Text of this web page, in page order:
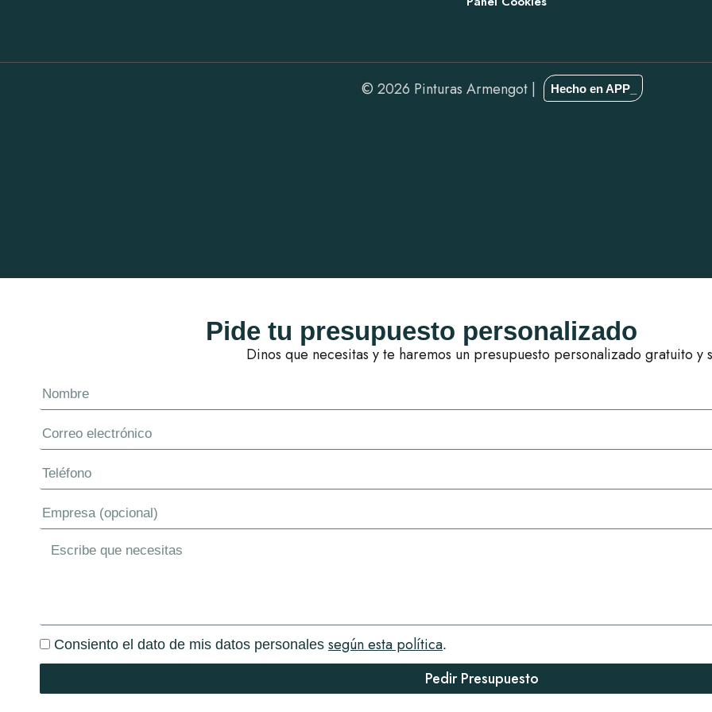
© 2026 Pinturas Armengot | Hecho en APP_
Pide tu presupuesto personalizado
Dinos que necesitas y te haremos un presupuesto personalizado gratuito y
Consiento el dato de mis datos personales según esta política.
Pedir Presupuesto